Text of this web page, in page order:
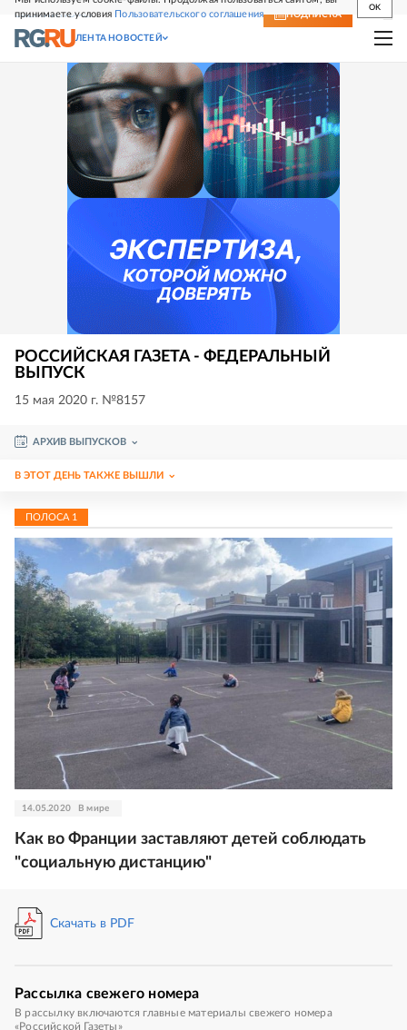
принимаете условия Пользовательского соглашения
OK
СВЕЖИЙ НОМЕР ПОДПИСКА
ЛЕНТА НОВОСТЕЙ
РОССИЙСКАЯ ГАЗЕТА - ФЕДЕРАЛЬНЫЙ
ВЫПУСК
15 мая 2020 г. №8157
АРХИВ ВЫПУСКОВ
В ЭТОТ ДЕНЬ ТАКЖЕ ВЫШЛИ
ПОЛОСА 1
14.05.2020 В мире
Как во Франции заставляют детей соблюдать
"социальную дистанцию"
Скачать в PDF
Рассылка свежего номера
В рассылку включаются главные материалы свежего номера
«Российской Газеты»